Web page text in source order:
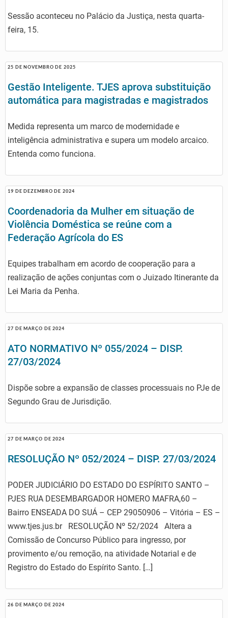
Sessão aconteceu no Palácio da Justiça, nesta quarta-
feira, 15.
25 DE NOVEMBRO DE 2025
Gestão Inteligente. TJES aprova substituição
automática para magistradas e magistrados
Medida representa um marco de modernidade e
inteligência administrativa e supera um modelo arcaico.
Entenda como funciona.
19 DE DEZEMBRO DE 2024
Coordenadoria da Mulher em situação de
Violência Doméstica se reúne com a
Federação Agrícola do ES
Equipes trabalham em acordo de cooperação para a
realização de ações conjuntas com o Juizado Itinerante da
Lei Maria da Penha.
27 DE MARÇO DE 2024
ATO NORMATIVO Nº 055/2024 – DISP.
27/03/2024
Dispõe sobre a expansão de classes processuais no PJe de
Segundo Grau de Jurisdição.
27 DE MARÇO DE 2024
RESOLUÇÃO Nº 052/2024 – DISP. 27/03/2024
PODER JUDICIÁRIO DO ESTADO DO ESPÍRITO SANTO –
PJES RUA DESEMBARGADOR HOMERO MAFRA,60 –
Bairro ENSEADA DO SUÁ – CEP 29050906 – Vitória – ES –
www.tjes.jus.br RESOLUÇÃO Nº 52/2024 Altera a
Comissão de Concurso Público para ingresso, por
provimento e/ou remoção, na atividade Notarial e de
Registro do Estado do Espírito Santo. […]
26 DE MARÇO DE 2024